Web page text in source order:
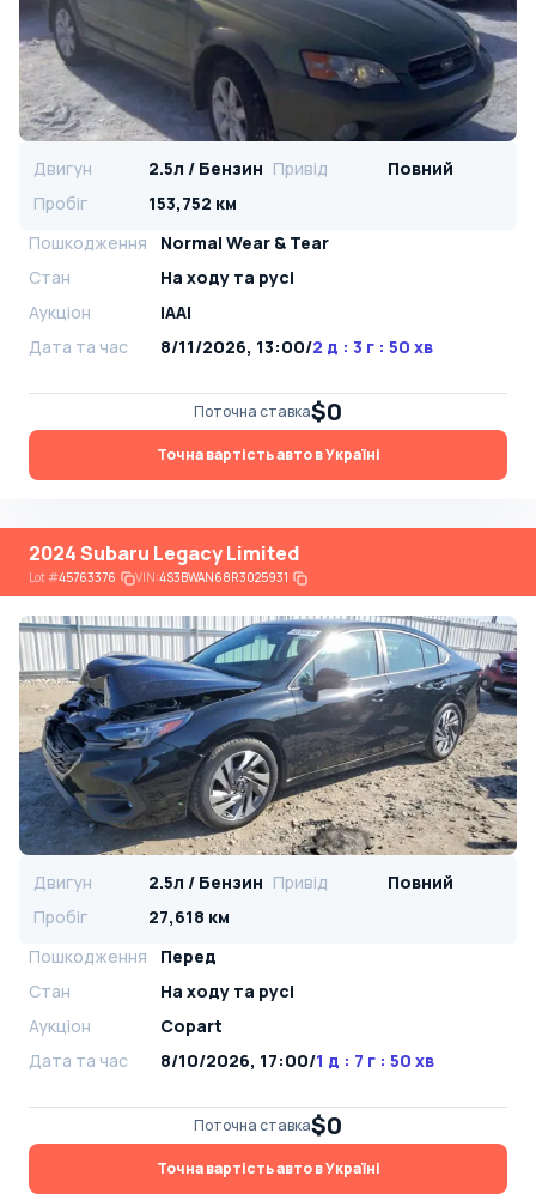
Двигун 2.5л / Бензин Привід
Повний
Пробіг
153,752 км
Пошкодження
Normal Wear & Tear
Стан
На ​​ходу та русі
Аукціон
IAAI
Дата та час
8/11/2026, 13:00/2 д : 3 г : 50 хв
Поточна ставка$0
Точна вартість авто в Україні
2024 Subaru Legacy Limited
Lot#45763376 VIN:4S3BWAN68R3025931
Двигун 2.5л / Бензин Привід
Повний
Пробіг
27,618 км
Пошкодження
Перед
Стан
На ​​ходу та русі
Аукціон
Copart
Дата та час
8/10/2026, 17:00/1 д : 7 г : 50 хв
Поточна ставка$0
Точна вартість авто в Україні